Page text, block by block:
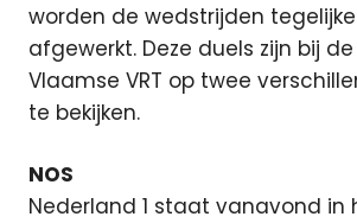
worden de wedstrijden
afgewerkt. Deze duels zijn bij de
Vlaamse VRT op twee
te bekijken.
NOS
Nederland 1 staat vanavond in